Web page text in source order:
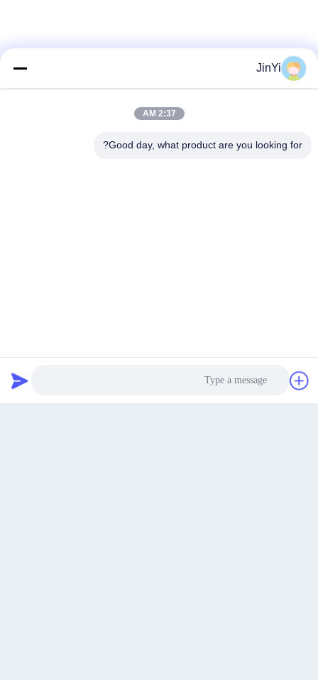
عنوان
طريق لونغفا، قرية فينوانغ، مدينة شينغفو، مقاطعة
JinYi
2:37 AM
Good day, what product are you looking for?